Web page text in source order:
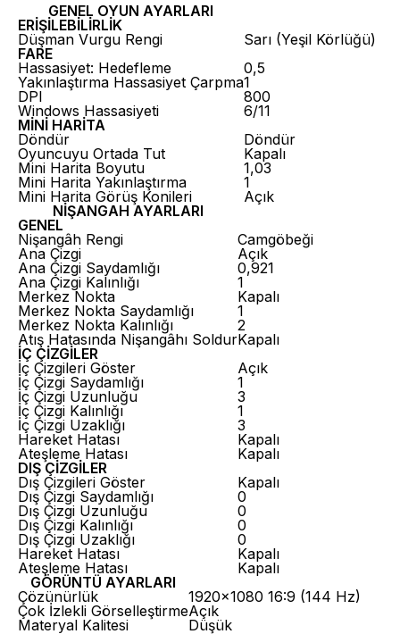
GENEL OYUN AYARLARI
ERİŞİLEBİLİRLİK
Düşman Vurgu Rengi
Sarı (Yeşil Körlüğü)
FARE
Hassasiyet: Hedefleme
0,5
Yakınlaştırma Hassasiyet Çarpma1
DPI
800
Windows Hassasiyeti
6/11
MİNİ HARİTA
Döndür
Döndür
Oyuncuyu Ortada Tut
Kapalı
Mini Harita Boyutu
1,03
Mini Harita Yakınlaştırma
1
Mini Harita Görüş Konileri
Açık
NİŞANGAH AYARLARI
GENEL
Nişangâh Rengi
Camgöbeği
Ana Çizgi
Açık
Ana Çizgi Saydamlığı
0,921
Ana Çizgi Kalınlığı
1
Merkez Nokta
Kapalı
Merkez Nokta Saydamlığı
1
Merkez Nokta Kalınlığı
2
Atış Hatasında Nişangâhı SoldurKapalı
İÇ ÇİZGİLER
İç Çizgileri Göster
Açık
İç Çizgi Saydamlığı
1
İç Çizgi Uzunluğu
3
İç Çizgi Kalınlığı
1
İç Çizgi Uzaklığı
3
Hareket Hatası
Kapalı
Ateşleme Hatası
Kapalı
DIŞ ÇİZGİLER
Dış Çizgileri Göster
Kapalı
Dış Çizgi Saydamlığı
0
Dış Çizgi Uzunluğu
0
Dış Çizgi Kalınlığı
0
Dış Çizgi Uzaklığı
0
Hareket Hatası
Kapalı
Ateşleme Hatası
Kapalı
GÖRÜNTÜ AYARLARI
Çözünürlük
1920×1080 16:9 (144 Hz)
Çok İzlekli GörselleştirmeAçık
Materyal Kalitesi
Düşük